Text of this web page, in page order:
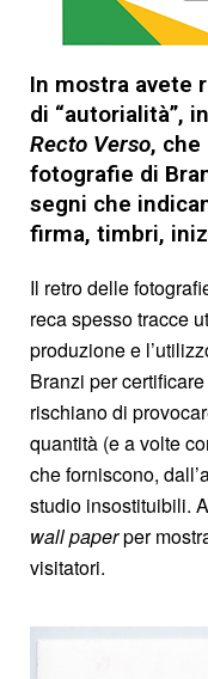
In mostra avete
di “autorialità”,
Recto Verso,
fotografie di
segni che
firma, timbri,
Il retro delle
reca spesso tracce
produzione e
Branzi per
rischiano di
quantità (e a volte
che forniscono,
studio insostituibili.
wall paperper
visitatori.